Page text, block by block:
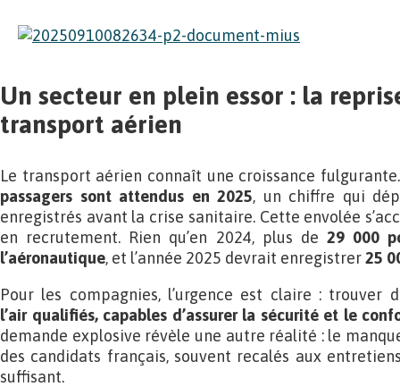
Un secteur en plein essor : la
transport aérien
Le transport aérien connaît une croissance fulgurante.
passagers sont attendus en 2025, un chiffre qui
enregistrés avant la crise sanitaire. Cette envolée
en recrutement. Rien qu’en 2024, plus de29 000
l’aéronautique, et l’année 2025 devrait enregistrer25
Pour les compagnies, l’urgence est claire : trouver
l’airqualifiés, capables d’assurer la sécurité et le
demande explosive révèle une autre réalité : le
des candidats français, souvent recalés aux
suffisant.